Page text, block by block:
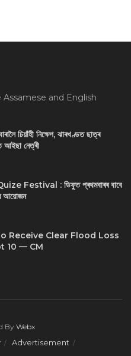
and English
চিয়াঁহী নিক্ষেপ, ঝাৰখণ্ডত ছাত্ৰ
আইছা নেত্ৰী
Festival : ডিফুত প্ৰথমবাৰৰ বাবে
আয়োজন
Receive Clear Flood Loss
10 — CM
By Webx
Advertisement